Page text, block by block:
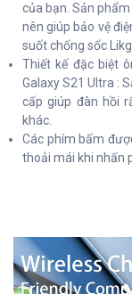
của bạn. Sản
nên giúp bảo vệ
suốt chống sốc
Thiết kế đặc biệt
Galaxy S21 Ultra :
cấp giúp đàn hồi
khác.
Các phím bấm
thoải mái khi nhấn